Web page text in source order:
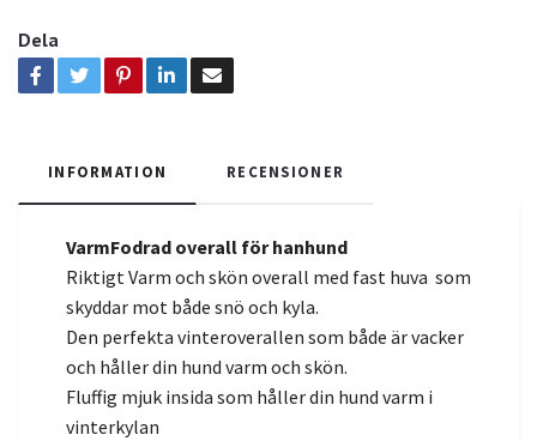
Dela
INFORMATION RECENSIONER
VarmFodrad overall för hanhund
Riktigt Varm och skön overall med fast huva som
skyddar mot både snö och kyla.
Den perfekta vinteroverallen som både är vacker
och håller din hund varm och skön.
Fluffig mjuk insida som håller din hund varm i
vinterkylan